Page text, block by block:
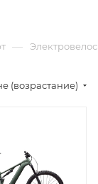
—
(возрастание)